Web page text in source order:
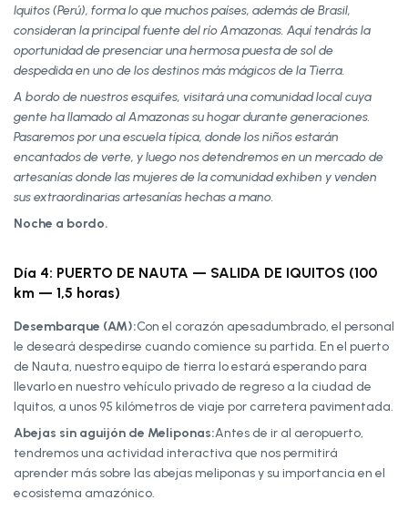
Iquitos (Perú), forma lo que muchos países, además de Brasil,
consideran la principal fuente del río Amazonas. Aquí tendrás la
oportunidad de presenciar una hermosa puesta de sol de
despedida en uno de los destinos más mágicos de la Tierra.
A bordo de nuestros esquifes, visitará una comunidad local cuya
gente ha llamado al Amazonas su hogar durante generaciones.
Pasaremos por una escuela típica, donde los niños estarán
encantados de verte, y luego nos detendremos en un mercado de
artesanías donde las mujeres de la comunidad exhiben y venden
sus extraordinarias artesanías hechas a mano.
Noche a bordo.
Día 4: PUERTO DE NAUTA — SALIDA DE IQUITOS (100
km — 1,5 horas)
Desembarque (AM):Con el corazón apesadumbrado, el personal
le deseará despedirse cuando comience su partida. En el puerto
de Nauta, nuestro equipo de tierra lo estará esperando para
llevarlo en nuestro vehículo privado de regreso a la ciudad de
Iquitos, a unos 95 kilómetros de viaje por carretera pavimentada.
Abejas sin aguijón de Meliponas:Antes de ir al aeropuerto,
tendremos una actividad interactiva que nos permitirá
aprender más sobre las abejas meliponas y su importancia en el
ecosistema amazónico.